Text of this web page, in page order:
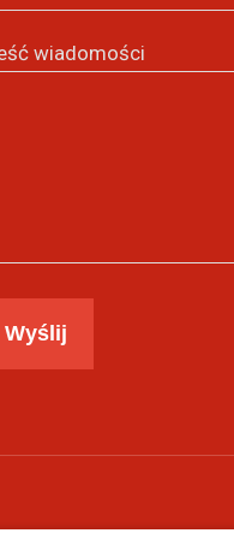
wiadomości